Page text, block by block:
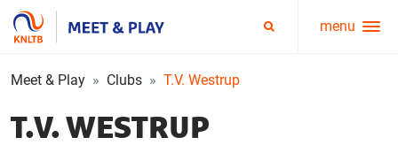
Service
menu
menu
Meet & Play Clubs T.V. Westrup
T.V. WESTRUP